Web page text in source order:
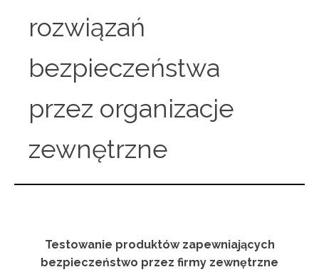
rozwiązań
bezpieczeństwa
przez organizacje
zewnętrzne
Testowanie produktów zapewniających
bezpieczeństwo przez firmy zewnętrzne